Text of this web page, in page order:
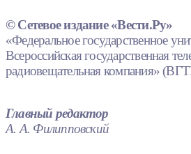
© Сетевое издание «Вести.Ру»
«Федеральное государственное
Всероссийская государственная
радиовещательная компания»
Главный редактор
А. А. Филипповский